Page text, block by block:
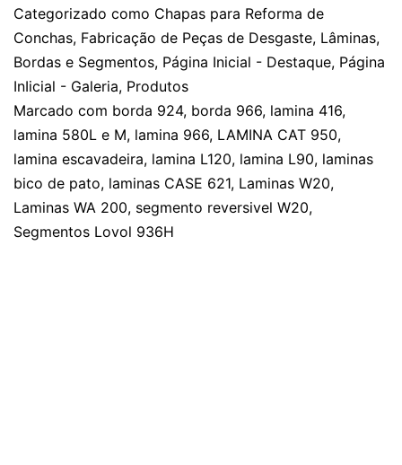
Categorizado como Chapas para Reforma de
Conchas, Fabricação de Peças de Desgaste, Lâminas,
Bordas e Segmentos, Página Inicial - Destaque, Página
InIicial - Galeria, Produtos
Marcado com borda 924, borda 966, lamina 416,
lamina 580L e M, lamina 966, LAMINA CAT 950,
lamina escavadeira, lamina L120, lamina L90, laminas
bico de pato, laminas CASE 621, Laminas W20,
Laminas WA 200, segmento reversivel W20,
Segmentos Lovol 936H